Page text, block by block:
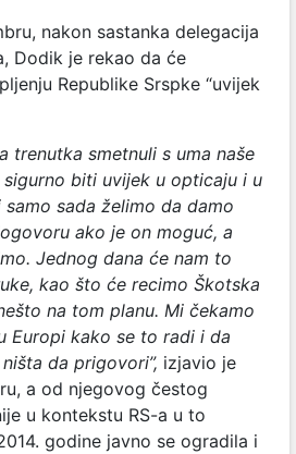
nakon sastanka delegacija
Dodik je rekao da će
Republike Srspke “uvijek
trenutka smetnuli s uma naše
biti uvijek u opticaju i u
sada želimo da damo
ako je on moguć, a
Jednog dana će nam to
kao što će recimo Škotska
na tom planu. Mi čekamo
Europi kako se to radi i da
da prigovori”, izjavio je
a od njegovog čestog
u kontekstu RS-a u to
godine javno se ogradila i